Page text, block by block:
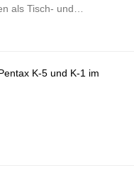
als Tisch- und…